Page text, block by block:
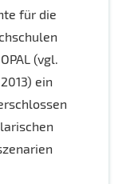
für die
(vgl.
ein